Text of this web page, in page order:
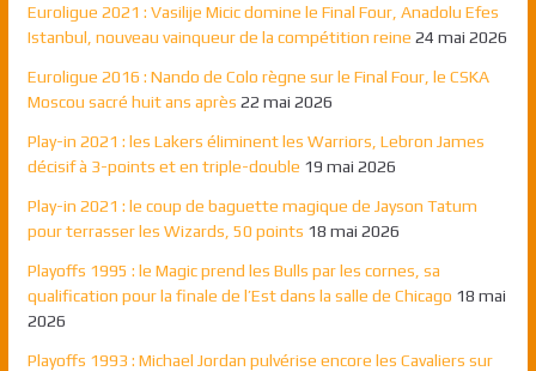
Euroligue 2021 : Vasilije Micic domine le Final Four, Anadolu Efes
Istanbul, nouveau vainqueur de la compétition reine 24 mai 2026
Euroligue 2016 : Nando de Colo règne sur le Final Four, le CSKA
Moscou sacré huit ans après 22 mai 2026
Play-in 2021 : les Lakers éliminent les Warriors, Lebron James
décisif à 3-points et en triple-double 19 mai 2026
Play-in 2021 : le coup de baguette magique de Jayson Tatum
pour terrasser les Wizards, 50 points 18 mai 2026
Playoffs 1995 : le Magic prend les Bulls par les cornes, sa
qualification pour la finale de l’Est dans la salle de Chicago 18 mai
2026
Playoffs 1993 : Michael Jordan pulvérise encore les Cavaliers sur